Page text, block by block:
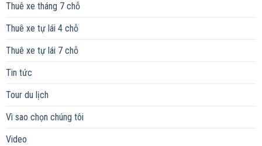
Thuê xe tháng 7 chỗ
Thuê xe tự lái 4 chỗ
Thuê xe tự lái 7 chỗ
Tin tức
Tour du lịch
Vì sao chọn chúng tôi
Video